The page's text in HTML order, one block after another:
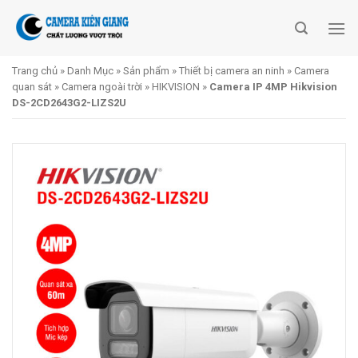
Trang chủ » Danh Mục » Sản phẩm » Thiết bị camera an ninh » Camera
quan sát » Camera ngoài trời » HIKVISION » Camera IP 4MP Hikvision
DS-2CD2643G2-LIZS2U